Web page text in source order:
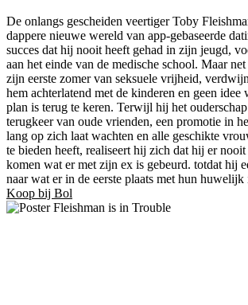
De onlangs gescheiden veertiger Toby
dappere nieuwe wereld van app-gebaseerde
succes dat hij nooit heeft gehad in zijn jeugd,
aan het einde van de medische school. Maar
zijn eerste zomer van seksuele vrijheid,
hem achterlatend met de kinderen en geen idee
plan is terug te keren. Terwijl hij het
terugkeer van oude vrienden, een promotie in
lang op zich laat wachten en alle geschikte
te bieden heeft, realiseert hij zich dat hij er
komen wat er met zijn ex is gebeurd. totdat hij
naar wat er in de eerste plaats met hun huwelijk
Koop bij Bol